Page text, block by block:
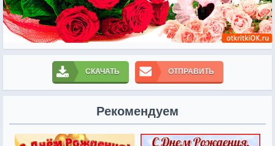
СКАЧАТЬ ОТПРАВИТЬ
Рекомендуем